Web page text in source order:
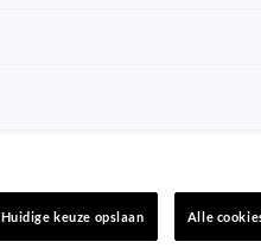
Huidige keuze opslaan Alle